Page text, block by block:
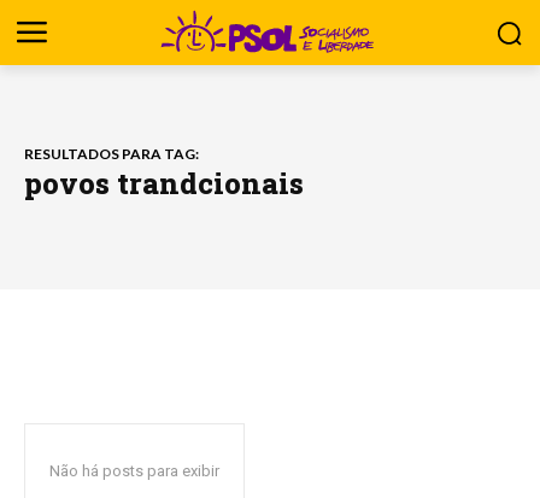
RESULTADOS PARA TAG:
povos trandcionais
Não há posts para exibir